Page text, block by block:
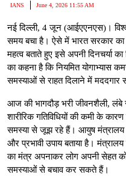
IANS June 4, 2026 11:55 AM
नई दिल्ली, 4 जून (आईएएनएस)।
समय बचा है। ऐसे में भारत सरकार का
महत्व बताते हुए इसे अपनी दिनचर्या
का कहना है कि नियमित योगाभ्यास
समस्याओं से राहत दिलाने में मददगार
आज की भागदौड़ भरी जीवनशैली,
शारीरिक गतिविधियों की कमी के
समस्या से जूझ रहे हैं। आयुष मंत्रालय
और प्रभावी उपाय बताया है।
का मंत्र अपनाकर लोग अपनी सेहत
समस्याओं से बचाव कर सकते हैं।